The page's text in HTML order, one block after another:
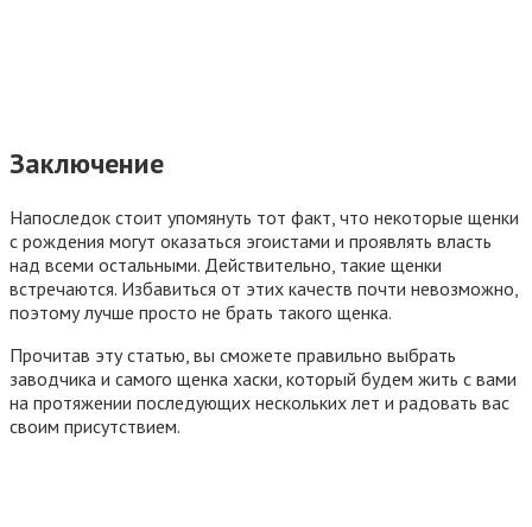
Заключение
Напоследок стоит упомянуть тот факт, что некоторые щенки
с рождения могут оказаться эгоистами и проявлять власть
над всеми остальными. Действительно, такие щенки
встречаются. Избавиться от этих качеств почти невозможно,
поэтому лучше просто не брать такого щенка.
Прочитав эту статью, вы сможете правильно выбрать
заводчика и самого щенка хаски, который будем жить с вами
на протяжении последующих нескольких лет и радовать вас
своим присутствием.